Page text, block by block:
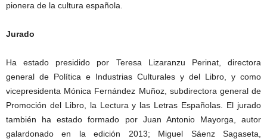
pionera de la cultura española.
Jurado
Ha estado presidido por Teresa Lizaranzu Perinat, directora
general de Política e Industrias Culturales y del Libro, y como
vicepresidenta Mónica Fernández Muñoz, subdirectora general de
Promoción del Libro, la Lectura y las Letras Españolas. El jurado
también ha estado formado por Juan Antonio Mayorga, autor
galardonado en la edición 2013; Miguel Sáenz Sagaseta,